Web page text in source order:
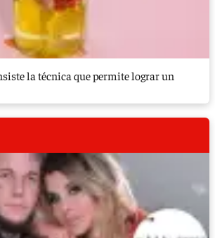
la técnica que permite lograr un